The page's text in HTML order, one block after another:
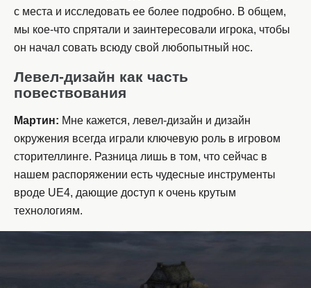
с места и исследовать ее более подробно. В общем,
мы кое-что спрятали и заинтересовали игрока, чтобы
он начал совать всюду свой любопытный нос.
Левел-дизайн как часть
повествования
Мартин: Мне кажется, левел-дизайн и дизайн
окружения всегда играли ключевую роль в игровом
сторителлинге. Разница лишь в том, что сейчас в
нашем распоряжении есть чудесные инструменты
вроде UE4, дающие доступ к очень крутым
технологиям.